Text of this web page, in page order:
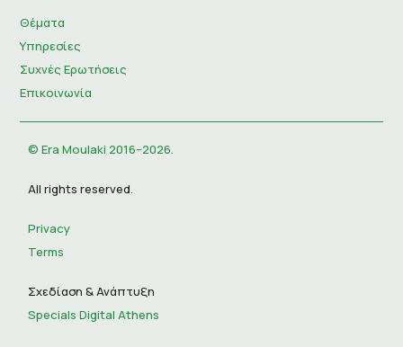
Θέματα
Υπηρεσίες
Συχνές Ερωτήσεις
Επικοινωνία
© Era Moulaki 2016–2026.
All rights reserved.
Privacy
Terms
Σχεδίαση & Ανάπτυξη
Specials Digital Athens